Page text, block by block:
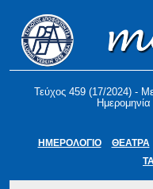
Τεύχος 459 (17/2024) -
ΗΜΕΡΟΛΟΓΙΟ ΘΕΑΤΡΑ